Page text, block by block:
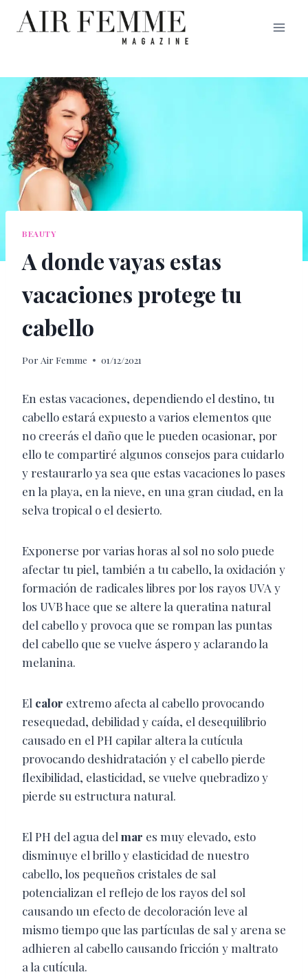
Saltar
BEAUTY
A donde vayas estas
vacaciones protege tu
cabello
Por Air Femme 01/12/2021
En estas vacaciones, dependiendo el destino, tu
cabello estará expuesto a varios elementos que
no creerás el daño que le pueden ocasionar, por
ello te compartiré algunos consejos para cuidarlo
y restaurarlo ya sea que estas vacaciones lo pases
en la playa, en la nieve, en una gran ciudad, en la
selva tropical o el desierto.
Exponerse por varias horas al sol no solo puede
afectar tu piel, también a tu cabello, la oxidación y
formación de radicales libres por los rayos UVA y
los UVB hace que se altere la queratina natural
del cabello y provoca que se rompan las puntas
del cabello que se vuelve áspero y aclarando la
melanina.
El calor extremo afecta al cabello provocando
resequedad, debilidad y caída, el desequilibrio
causado en el PH capilar altera la cutícula
provocando deshidratación y el cabello pierde
flexibilidad, elasticidad, se vuelve quebradizo y
pierde su estructura natural.
El PH del agua del mar es muy elevado, esto
disminuye el brillo y elasticidad de nuestro
cabello, los pequeños cristales de sal
potencializan el reflejo de los rayos del sol
causando un efecto de decoloración leve al
mismo tiempo que las partículas de sal y arena se
adhieren al cabello causando fricción y maltrato
a la cutícula.